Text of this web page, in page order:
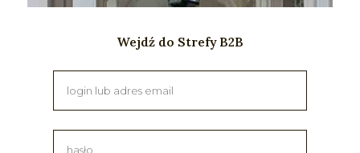
Wejdź do Strefy B2B